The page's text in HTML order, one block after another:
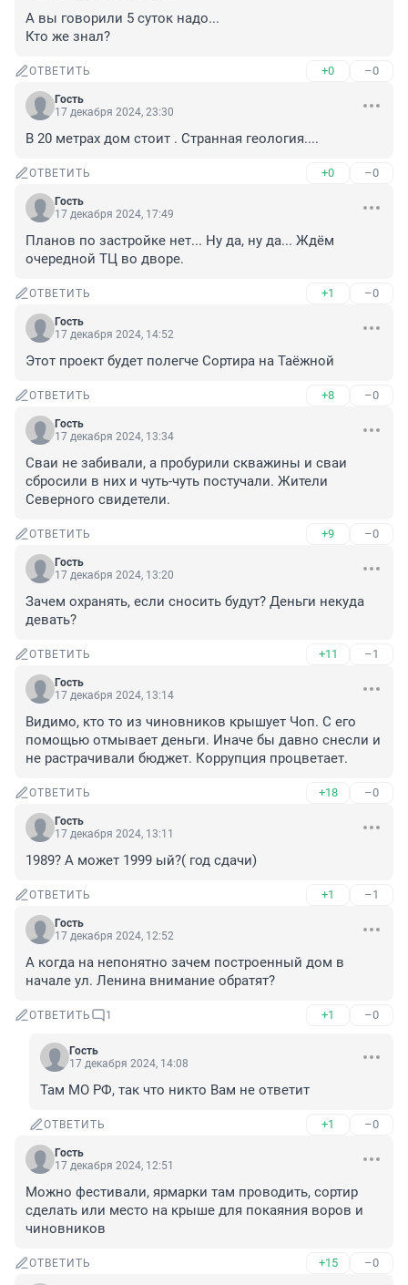
А вы говорили 5 суток надо...
Кто же знал?
ОТВЕТИТЬ +0 –0
Гость
17 декабря 2024, 23:30
В 20 метрах дом стоит . Странная геология....
ОТВЕТИТЬ +0 –0
Гость
17 декабря 2024, 17:49
Планов по застройке нет... Ну да, ну да... Ждём
очередной ТЦ во дворе.
ОТВЕТИТЬ +1 –0
Гость
17 декабря 2024, 14:52
Этот проект будет полегче Сортира на Таёжной
ОТВЕТИТЬ +8 –0
Гость
17 декабря 2024, 13:34
Сваи не забивали, а пробурили скважины и сваи
сбросили в них и чуть-чуть постучали. Жители
Северного свидетели.
ОТВЕТИТЬ +9 –0
Гость
17 декабря 2024, 13:20
Зачем охранять, если сносить будут? Деньги некуда
девать?
ОТВЕТИТЬ +11 –1
Гость
17 декабря 2024, 13:14
Видимо, кто то из чиновников крышует Чоп. С его
помощью отмывает деньги. Иначе бы давно снесли и
не растрачивали бюджет. Коррупция процветает.
ОТВЕТИТЬ +18 –0
Гость
17 декабря 2024, 13:11
1989? А может 1999 ый?( год сдачи)
ОТВЕТИТЬ +1 –1
Гость
17 декабря 2024, 12:52
А когда на непонятно зачем построенный дом в
начале ул. Ленина внимание обратят?
ОТВЕТИТЬ 1 +1 –0
Гость
17 декабря 2024, 14:08
Там МО РФ, так что никто Вам не ответит
ОТВЕТИТЬ +1 –0
Гость
17 декабря 2024, 12:51
Можно фестивали, ярмарки там проводить, сортир
сделать или место на крыше для покаяния воров и
чиновников
ОТВЕТИТЬ +15 –0